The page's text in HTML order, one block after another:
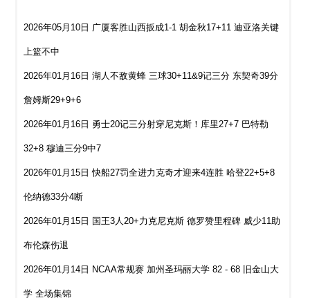
2026年05月10日 广厦客胜山西扳成1-1 胡金秋17+11 迪亚洛关键
上篮不中
2026年01月16日 湖人不敌黄蜂 三球30+11&9记三分 东契奇39分
詹姆斯29+9+6
2026年01月16日 勇士20记三分射穿尼克斯！库里27+7 巴特勒
32+8 穆迪三分9中7
2026年01月15日 快船27罚全进力克奇才迎来4连胜 哈登22+5+8
伦纳德33分4断
2026年01月15日 国王3人20+力克尼克斯 德罗赞里程碑 威少11助
布伦森伤退
2026年01月14日 NCAA常规赛 加州圣玛丽大学 82 - 68 旧金山大
学 全场集锦